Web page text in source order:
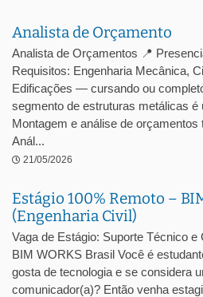
Analista de Orçamento
Analista de Orçamentos 📍
Requisitos: Engenharia Mecânica,
Edificações — cursando ou
segmento de estruturas metálicas é
Montagem e análise de
Anál...
21/05/2026
Estágio 100% Remoto –
(Engenharia Civil)
Vaga de Estágio: Suporte Técnico e
BIM WORKS Brasil Você é
gosta de tecnologia e se considera
comunicador(a)? Então venha